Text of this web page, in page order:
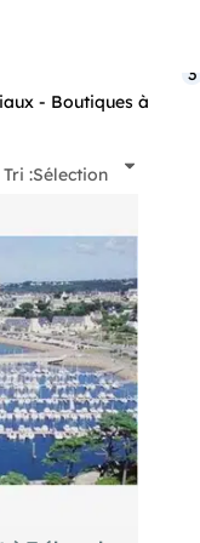
- Boutiques à
3
Tri :Sélection